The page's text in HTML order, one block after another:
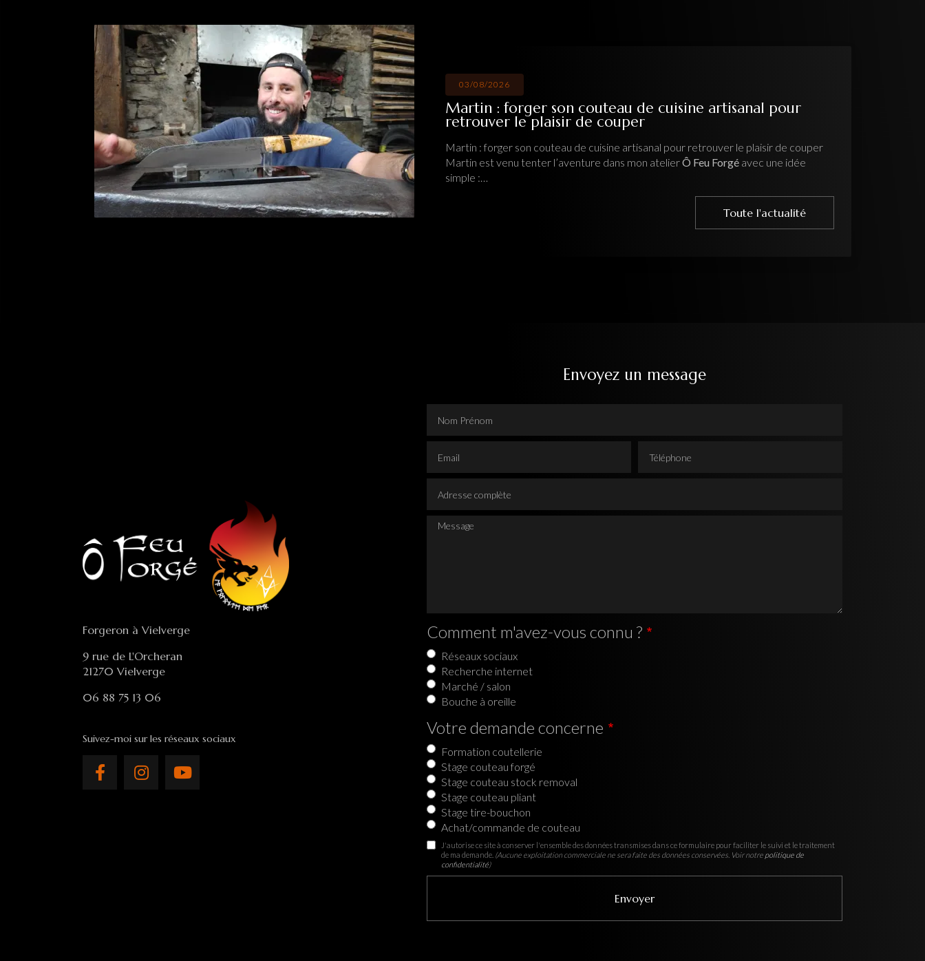
03/08/2026
Martin : forger son couteau de cuisine artisanal pour
retrouver le plaisir de couper
Martin : forger son couteau de cuisine artisanal pour retrouver le plaisir de couper
Martin est venu tenter l’aventure dans mon atelierÔ Feu Forgé avec une idée
simple :…
Toute l'actualité
Forgeron à Vielverge
9 rue de L'Orcheran
21270 Vielverge
06 88 75 13 06
Suivez-moi sur les réseaux sociaux
Envoyez un message
Message
Comment m'avez-vous connu ?
Réseaux sociaux
Recherche internet
Marché / salon
Bouche à oreille
Votre demande concerne
Formation coutellerie
Stage couteau forgé
Stage couteau stock removal
Stage couteau pliant
Stage tire-bouchon
Achat/commande de couteau
J'autorise ce site à conserver l'ensemble des données transmises dans ce formulaire pour faciliter le suivi et le traitement
de ma demande. (Aucune exploitation commerciale ne sera faite des données conservées. Voir notre politique de
confidentialité)